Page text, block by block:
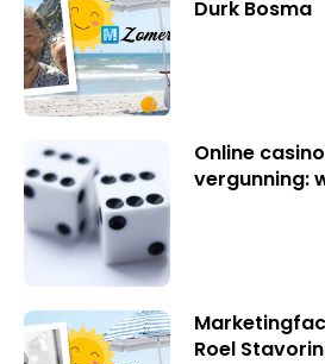
Durk Bosma
Online
vergunning:
Roel